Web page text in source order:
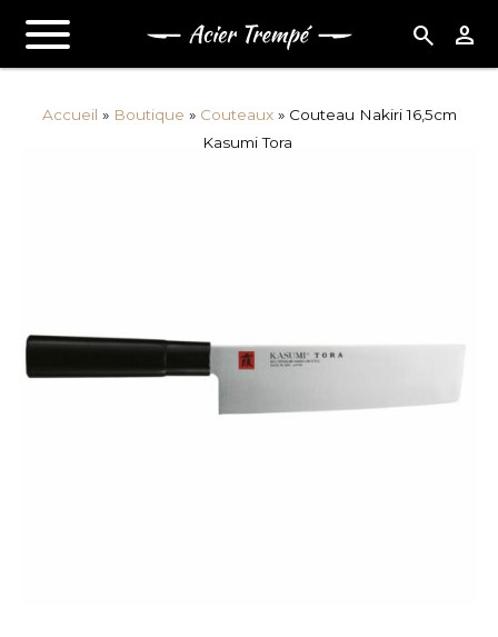
search person
Accueil » Boutique » Couteaux» Couteau Nakiri 16,5cm
Kasumi Tora